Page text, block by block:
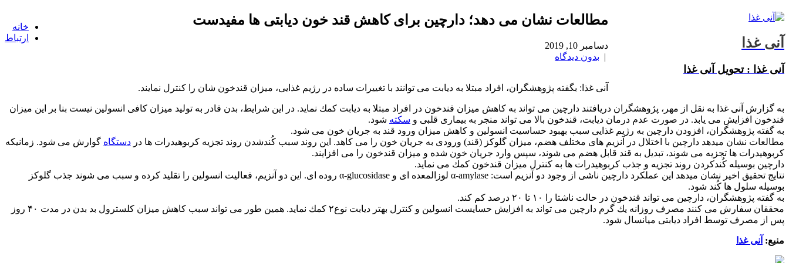
آنی غذا
آنی غذا : تحویل آنی غذا
خانه
ارتباط
مطالعات نشان می دهد؛ دارچین برای كاهش قند خون دیابتی ها مفیدست
دسامبر 10, 2019
| بدون دیدگاه
آنی غذا: بگفته پژوهشگران، افراد مبتلا به دیابت می توانند با تغییرات ساده در رژیم غذایی، میزان قندخون شان را كنترل نمایند.
به گزارش آنی غذا به نقل از مهر، پژوهشگران دریافتند دارچین می تواند به كاهش میزان قندخون در افراد مبتلا به دیابت كمك نماید. در این شرایط، بدن قادر به تولید میزان كافی انسولین نیست بنا بر این میزان
قندخون افزایش می یابد. در صورت عدم درمان دیابت، قندخون بالا می تواند منجر به بیماری قلبی و سكته شود.
به گفته پژوهشگران، افزودن دارچین به رژیم غذایی سبب بهبود حساسیت انسولین و كاهش میزان ورود قند به جریان خون می شود.
مطالعات نشان میدهد دارچین با اختلال در آنزیم های مختلف هضم، میزان گلوكز (قند) ورودی به جریان خون را می كاهد. این روند سبب كُندشدن روند تجزیه كربوهیدرات ها در دستگاه گوارش می شود. زمانیكه
كربوهیدرات ها تجزیه می شوند، تبدیل به قند قابل هضم می شوند، سپس وارد جریان خون شده و میزان قندخون را می افزایند.
دارچین بوسیله كُندكردن روند تجزیه و جذب كربوهیدرات ها به كنترل میزان قندخون كمك می نماید.
نتایج تحقیق اخیر نشان میدهد این عملكرد دارچین ناشی از وجود دو آنزیم است: α-amylase لوزالمعده ای و α-glucosidase روده ای. این دو آنزیم، فعالیت انسولین را تقلید كرده و سبب می شوند جذب گلوكز
بوسیله سلول ها كُند شود.
به گفته پژوهشگران، دارچین می تواند قندخون در حالت ناشتا را ۱۰ تا ۲۰ درصد كم كند.
محققان سفارش می كنند مصرف روزانه یك گرم دارچین می تواند به افزایش حسایست انسولین و كنترل بهتر دیابت نوع۲ كمك نماید. همین طور می تواند سبب كاهش میزان كلسترول بد بدن در مدت ۴۰ روز
پس از مصرف توسط افراد دیابتی میانسال شود.
منبع: آنی غذا